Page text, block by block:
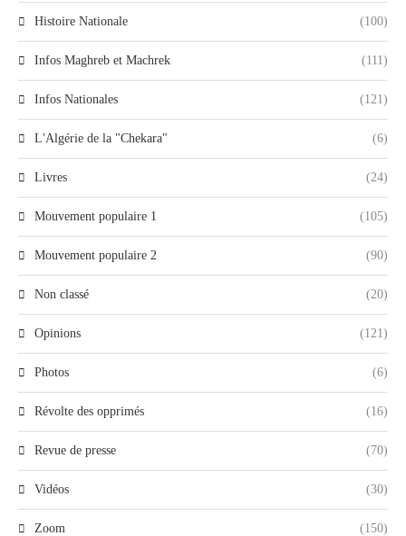
Histoire Nationale (100)
Infos Maghreb et Machrek (111)
Infos Nationales (121)
L'Algérie de la "Chekara" (6)
Livres (24)
Mouvement populaire 1 (105)
Mouvement populaire 2 (90)
Non classé (20)
Opinions (121)
Photos (6)
Révolte des opprimés (16)
Revue de presse (70)
Vidéos (30)
Zoom (150)